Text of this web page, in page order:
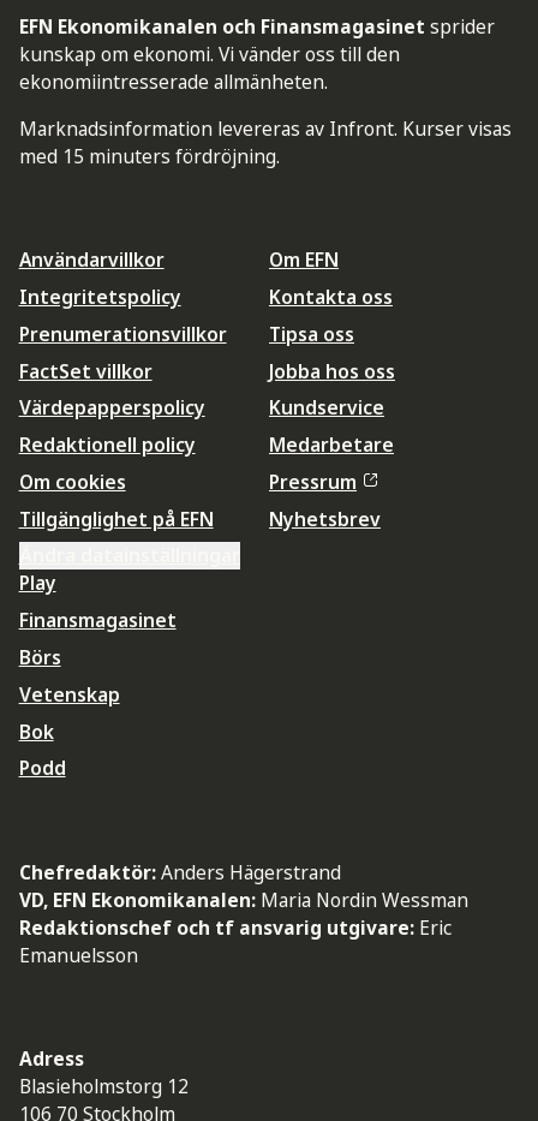
EFN Ekonomikanalen och Finansmagasinet sprider
kunskap om ekonomi. Vi vänder oss till den
ekonomiintresserade allmänheten.
Marknadsinformation levereras av Infront. Kurser visas
med 15 minuters fördröjning.
Användarvillkor
Integritetspolicy
Prenumerationsvillkor
FactSet villkor
Värdepapperspolicy
Redaktionell policy
Om cookies
Tillgänglighet på EFN
Om EFN
Kontakta oss
Tipsa oss
Jobba hos oss
Kundservice
Medarbetare
Pressrum
Nyhetsbrev
Play
Finansmagasinet
Börs
Vetenskap
Bok
Podd
Chefredaktör:Anders Hägerstrand
VD, EFN Ekonomikanalen: Maria Nordin Wessman
Redaktionschef och tf ansvarig utgivare: Eric
Emanuelsson
Adress
Blasieholmstorg 12
106 70 Stockholm